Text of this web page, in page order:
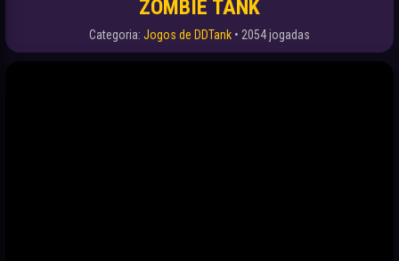
ZOMBIE TANK
Categoria: Jogos de DDTank • 2054 jogadas